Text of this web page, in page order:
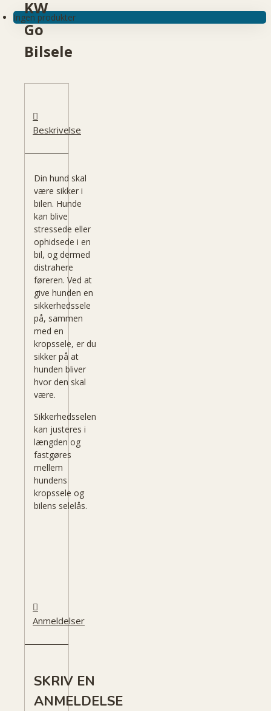
Ingen produkter
KW
Go
Bilsele
Beskrivelse
Din hund skal
være sikker i
bilen. Hunde
kan blive
stressede eller
ophidsede i en
bil, og dermed
distrahere
føreren. Ved at
give hunden en
sikkerhedssele
på, sammen
med en
kropssele, er du
sikker på at
hunden bliver
hvor den skal
være.
Sikkerhedsselen
kan justeres i
længden og
fastgøres
mellem
hundens
kropssele og
bilens selelås.
Anmeldelser
SKRIV EN
ANMELDELSE